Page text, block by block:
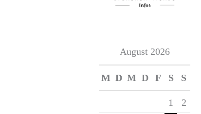
August 2026
M D M D F S S
1
2